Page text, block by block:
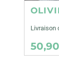
Livraison